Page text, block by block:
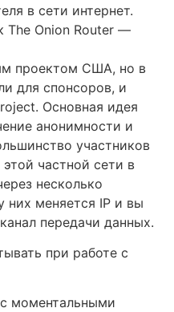
в сети интернет.
The Onion Router —
проектом США, но в
для спонсоров, и
Основная идея
анонимности и
участников
частной сети в
несколько
меняется IP и вы
передачи данных.
при работе с
моментальными